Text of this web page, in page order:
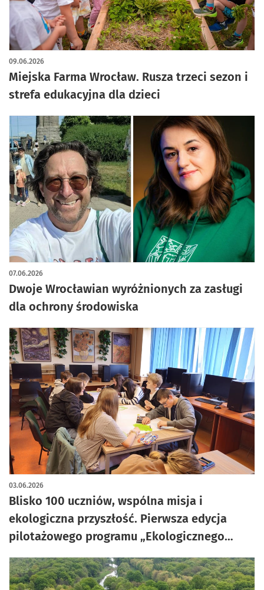
Miejska Farma Wrocław. Rusza trzeci sezon i
strefa edukacyjna dla dzieci
09.06.2026
artykuł z galerią zdjęć
Dwoje Wrocławian wyróżnionych za zasługi
dla ochrony środowiska
07.06.2026
Blisko 100 uczniów, wspólna misja i
ekologiczna przyszłość. Pierwsza edycja
pilotażowego programu „Ekologicznego
Miasta” za nami
03.06.2026